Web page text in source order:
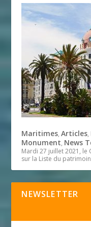
Maritimes,Articles,
Monument, News
Mardi 27 juillet 2021,
sur la Liste du
NEWSLETTER